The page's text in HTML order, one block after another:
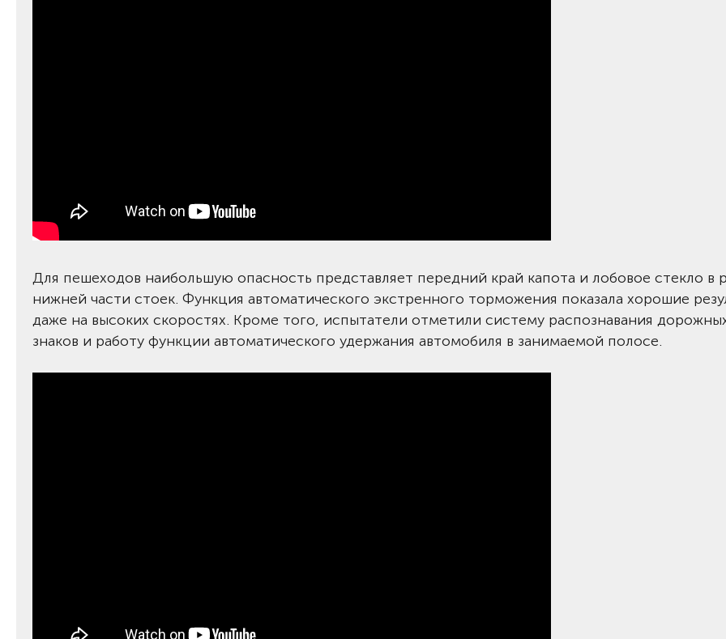
Для пешеходов наибольшую опасность представляет передний край капота и лобовое стекло в
нижней части стоек. Функция автоматического экстренного торможения показала хорошие
даже на высоких скоростях. Кроме того, испытатели отметили систему распознавания
знаков и работу функции автоматического удержания автомобиля в занимаемой полосе.